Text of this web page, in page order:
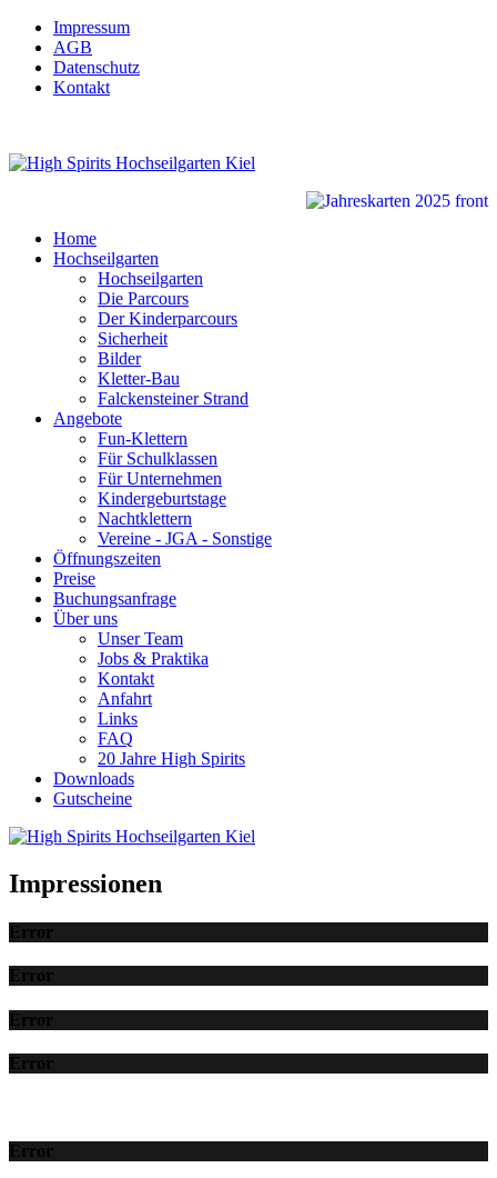
Impressum
AGB
Datenschutz
Kontakt
Home
Hochseilgarten
Hochseilgarten
Die Parcours
Der Kinderparcours
Sicherheit
Bilder
Kletter-Bau
Falckensteiner Strand
Angebote
Fun-Klettern
Für Schulklassen
Für Unternehmen
Kindergeburtstage
Nachtklettern
Vereine - JGA - Sonstige
Öffnungszeiten
Preise
Buchungsanfrage
Über uns
Unser Team
Jobs & Praktika
Kontakt
Anfahrt
Links
FAQ
20 Jahre High Spirits
Downloads
Gutscheine
Impressionen
Error
Error
Error
Error
Error